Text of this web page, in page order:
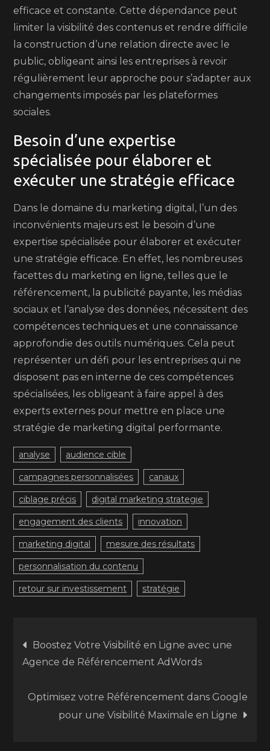
efficace et constante. Cette dépendance peut
limiter la visibilité des contenus et rendre difficile
la construction d’une relation directe avec le
public, obligeant ainsi les entreprises à revoir
régulièrement leur approche pour s’adapter aux
changements imposés par les plateformes
sociales.
Besoin d’une expertise
spécialisée pour élaborer et
exécuter une stratégie efficace
Dans le domaine du marketing digital, l’un des
inconvénients majeurs est le besoin d’une
expertise spécialisée pour élaborer et exécuter
une stratégie efficace. En effet, les nombreuses
facettes du marketing en ligne, telles que le
référencement, la publicité payante, les médias
sociaux et l’analyse des données, nécessitent des
compétences techniques et une connaissance
approfondie des outils numériques. Cela peut
représenter un défi pour les entreprises qui ne
disposent pas en interne de ces compétences
spécialisées, les obligeant à faire appel à des
experts externes pour mettre en place une
stratégie de marketing digital performante.
analyse audience cible
campagnes personnalisées canaux
ciblage précis digital marketing strategie
engagement des clients innovation
marketing digital mesure des résultats
personnalisation du contenu
retour sur investissement stratégie
Navigation
de
l’article
Boostez Votre Visibilité en Ligne avec une
Agence de Référencement AdWords
Optimisez votre Référencement dans Google
pour une Visibilité Maximale en Ligne